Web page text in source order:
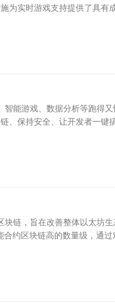
为实时游戏支持提供了具有
智能游戏、数据分析等跑得又
、保持安全、让开发者一键
块链，旨在改善整体以太坊生
约区块链高的数量级，通过